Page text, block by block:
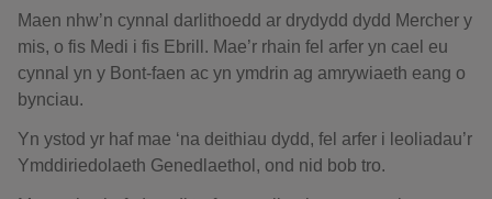
Maen nhw’n cynnal darlithoedd ar drydydd dydd Mercher y
mis, o fis Medi i fis Ebrill. Mae’r rhain fel arfer yn cael eu
cynnal yn y Bont-faen ac yn ymdrin ag amrywiaeth eang o
bynciau.
Yn ystod yr haf mae ‘na deithiau dydd, fel arfer i leoliadau’r
Ymddiriedolaeth Genedlaethol, ond nid bob tro.